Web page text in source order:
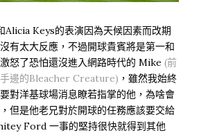
Alicia Keys的表演因為天候因素而改期
有太大反應，不過開球貴賓將是第一和
怒了恐怕還沒進入網路時代的 Mike (前
邊的Bleacher Creature) ，雖然我始終
對洋基球場消息瞭若指掌的他，為啥會
但是他老兄對於開球的任務應該要交給
Ford 一事的堅持很快就得到其他